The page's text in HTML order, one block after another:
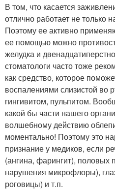
В том, что касается
отлично работает не только
Поэтому ее активно
ее помощью можно
желудка и
стоматологи часто тоже
как средство, которое
воспалениями слизистой во
гингивитом, пульпитом.
какой бы части нашего
волшебному действию
моментально! Поэтому это
признание у медиков, если
(ангина, фарингит), половых
нарушения микрофлоры),
роговицы) и т.п.